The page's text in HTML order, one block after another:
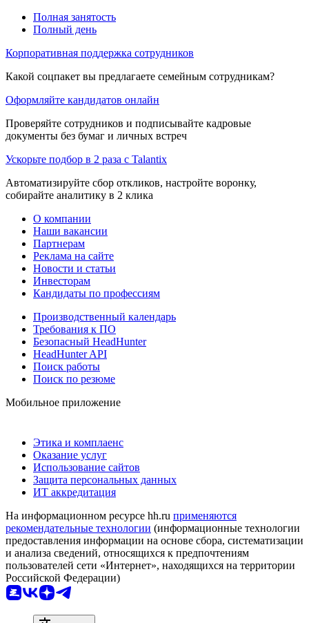
Полная занятость
Полный день
Корпоративная поддержка сотрудников
Какой соцпакет вы предлагаете семейным сотрудникам?
Оформляйте кандидатов онлайн
Проверяйте сотрудников и подписывайте кадровые
документы без бумаг и личных встреч
Ускорьте подбор в 2 раза с Talantix
Автоматизируйте сбор откликов, настройте воронку,
собирайте аналитику в 2 клика
О компании
Наши вакансии
Партнерам
Реклама на сайте
Новости и статьи
Инвесторам
Кандидаты по профессиям
Производственный календарь
Требования к ПО
Безопасный HeadHunter
HeadHunter API
Поиск работы
Поиск по резюме
Мобильное приложение
Этика и комплаенс
Оказание услуг
Использование сайтов
Защита персональных данных
ИТ аккредитация
На информационном ресурсе hh.ru применяются
рекомендательные технологии (информационные технологии
предоставления информации на основе сбора, систематизации
и анализа сведений, относящихся к предпочтениям
пользователей сети «Интернет», находящихся на территории
Российской Федерации)